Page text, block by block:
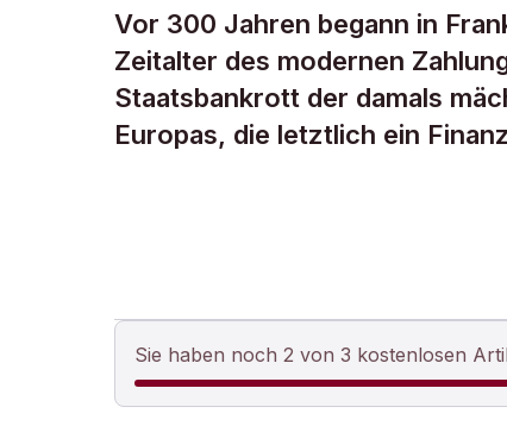
DAMALS PlusGESCHICHTE &
Mehr als
Papier
Vor 300 Jahren begann in
Zeitalter des modernen
Staatsbankrott der damals
Europas, die letztlich ein
Sie haben noch 2 von 3 kostenlosen